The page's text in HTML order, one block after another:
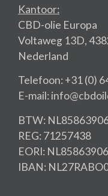
Kantoor:
CBD-olie Europa
Voltaweg 13D,
Nederland
Telefoon: +31 (0)
E-mail:
BTW:
REG: 71257438
EORI:
IBAN: